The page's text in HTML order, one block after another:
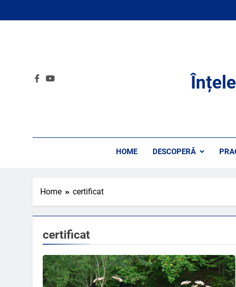
HOME DESCOPERĂ
Home certificat
certificat